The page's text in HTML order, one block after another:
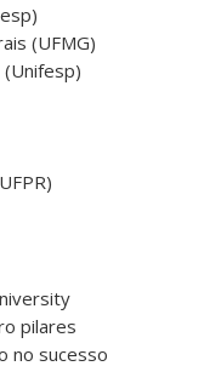
(UFMG)
(Unifesp)
pilares
no sucesso